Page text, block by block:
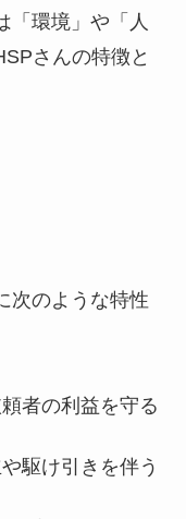
「環境」や「人
さんの特徴と
次のような特性
者の利益を守る
駆け引きを伴う